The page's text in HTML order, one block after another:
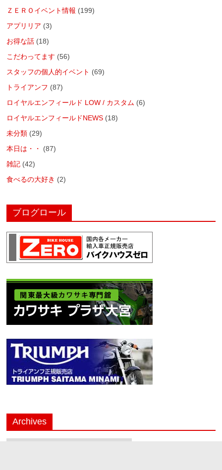
ＺＥＲＯイベント情報 (199)
アプリリア (3)
お得な話 (18)
こだわってます (56)
スタッフの個人的イベント (69)
トライアンフ (87)
ロイヤルエンフィールド LOW / カスタム (6)
ロイヤルエンフィールドNEWS (18)
未分類 (29)
本日は・・
(87)
雑記 (42)
食べるの大好き (2)
ブログロール
Archives